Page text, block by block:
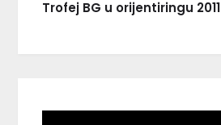
Trofej BG u orijentiringu 2011